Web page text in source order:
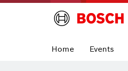
Home Events